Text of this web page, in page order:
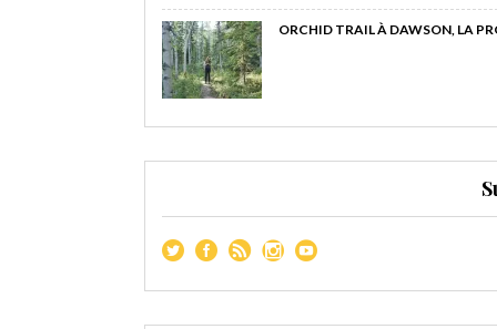
ORCHID TRAIL À DAWSON, LA